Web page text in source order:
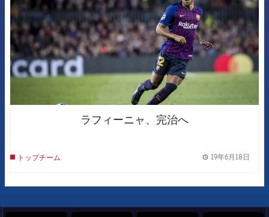
ラフィーニャ、完治へ
トップチーム 19年6月18日